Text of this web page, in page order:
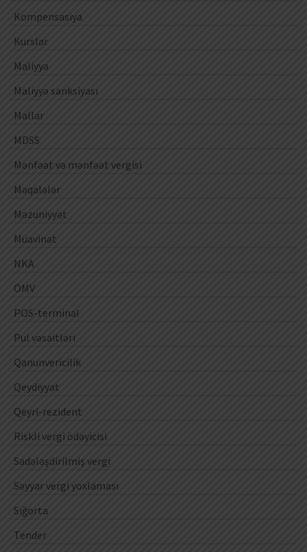
Kompensasiya
Kurslar
Maliyyə
Maliyyə sanksiyası
Mallar
MDSS
Mənfəət və mənfəət vergisi
Məqalələr
Məzuniyyət
Müavinət
NKA
ÖMV
POS-terminal
Pul vəsaitləri
Qanunvericilik
Qeydiyyat
Qeyri-rezident
Riskli vergi ödəyicisi
Sadələşdirilmiş vergi
Səyyar vergi yoxlaması
Sığorta
Tender